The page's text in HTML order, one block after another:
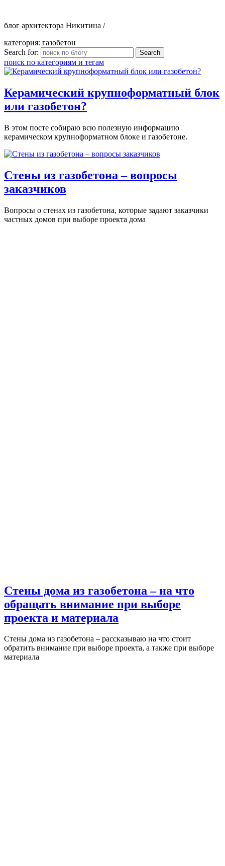
блог архитектора Никитина /
категория: газобетон
Search for:
поиск по категориям и тегам
Керамический крупноформатный блок
или газобетон?
В этом посте собираю всю полезную информацию
керамическом крупноформатном блоке и газобетоне.
Стены из газобетона – вопросы
заказчиков
Вопросы о стенах из газобетона, которые задают заказчики
частных домов при выборе проекта дома
Стены дома из газобетона – на что
обращать внимание при выборе
проекта и материала
Стены дома из газобетона – рассказываю на что стоит
обратить внимание при выборе проекта, а также при выборе
материала